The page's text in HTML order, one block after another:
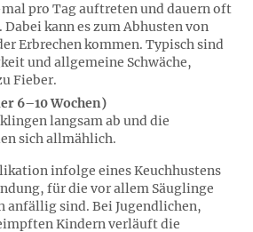
pro Tag auftreten und dauern oft
kann es zum Abhusten von
Erbrechen kommen. Typisch sind
und allgemeine Schwäche,
Fieber.
6–10 Wochen)
langsam ab und die
sich allmählich.
infolge eines Keuchhustens
für die vor allem Säuglinge
anfällig sind. Bei Jugendlichen,
Kindern verläuft die